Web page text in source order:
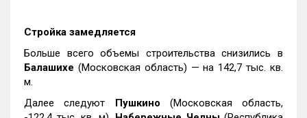
Стройка замедляется
Больше всего объемы строительства снизились в
Балашихе (Московская область) — на 142,7 тыс. кв.
м.
Далее следуют Пушкино (Московская область,